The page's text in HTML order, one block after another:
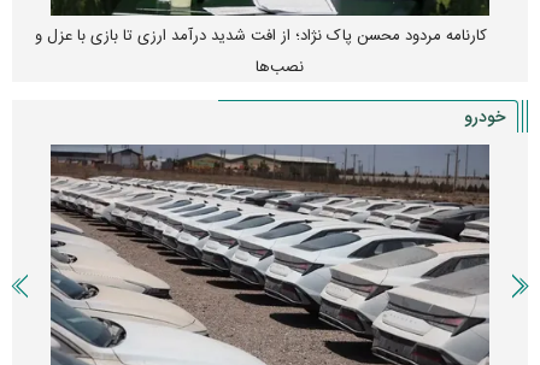
کارنامه مردود محسن پاک‌ نژاد؛ از افت شدید درآمد ارزی تا بازی با عزل و
نصب‌ها
خودرو